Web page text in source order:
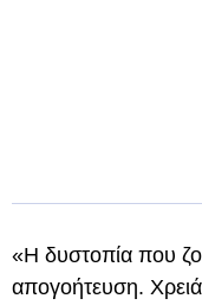
«Η δυστοπία που
απογοήτευση.